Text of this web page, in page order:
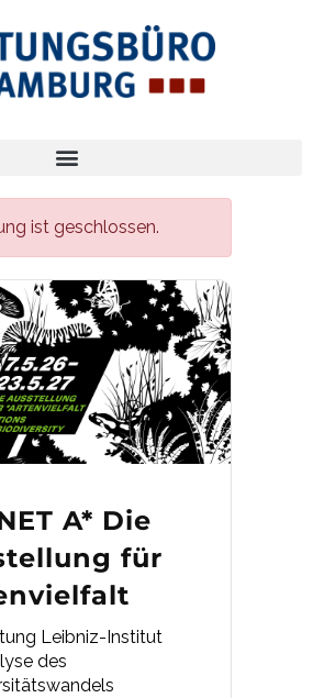
ist geschlossen.
A* Die
für
Leibniz-Institut
des